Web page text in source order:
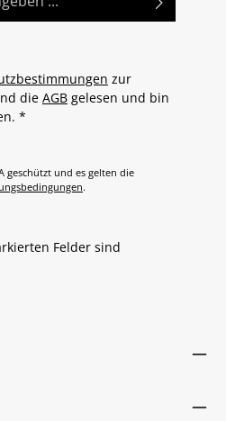
zur
die AGB gelesen und bin
*
geschützt und es gelten die
.
Felder sind